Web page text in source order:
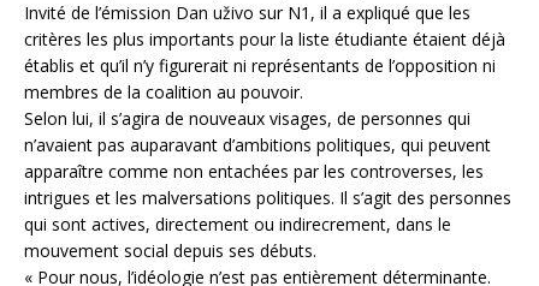
Invité de l’émission Dan uživo sur N1, il a expliqué que les
critères les plus importants pour la liste étudiante étaient déjà
établis et qu’il n’y figurerait ni représentants de l’opposition ni
membres de la coalition au pouvoir.
Selon lui, il s’agira de nouveaux visages, de personnes qui
n’avaient pas auparavant d’ambitions politiques, qui peuvent
apparaître comme non entachées par les controverses, les
intrigues et les malversations politiques. Il s’agit des personnes
qui sont actives, directement ou indirecrement, dans le
mouvement social depuis ses débuts.
« Pour nous, l’idéologie n’est pas entièrement déterminante.